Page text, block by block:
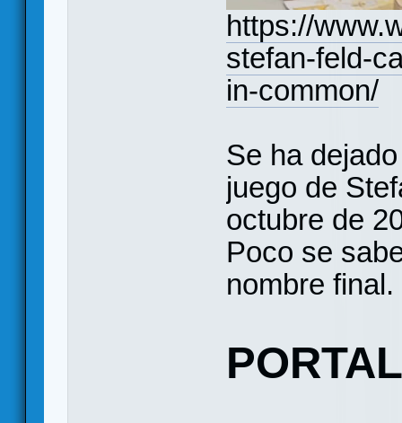
https://
stefan-feld-
in-common/
Se ha
juego de
octubre de
Poco se
nombre final.